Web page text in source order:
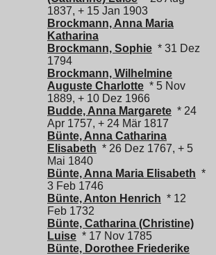
1837, + 15 Jan 1903
Brockmann, Anna Maria
Katharina
Brockmann, Sophie * 31 Dez
1794
Brockmann, Wilhelmine
Auguste Charlotte * 5 Nov
1889, + 10 Dez 1966
Budde, Anna Margarete * 24
Apr 1757, + 24 Mär 1817
Bünte, Anna Catharina
Elisabeth * 26 Dez 1767, + 5
Mai 1840
Bünte, Anna Maria Elisabeth *
3 Feb 1746
Bünte, Anton Henrich * 12
Feb 1732
Bünte, Catharina (Christine)
Luise * 17 Nov 1785
Bünte, Dorothee Friederike